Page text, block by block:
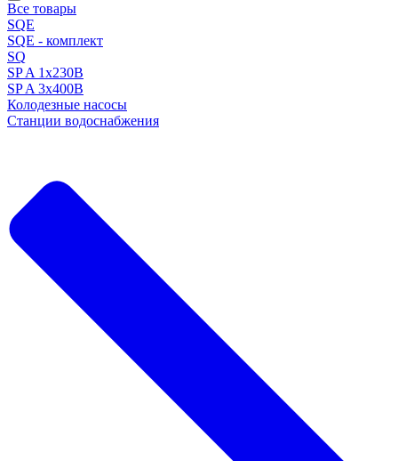
Все товары
SQE
SQE - комплект
SQ
SP A 1x230В
SP A 3x400В
Колодезные насосы
Станции водоснабжения